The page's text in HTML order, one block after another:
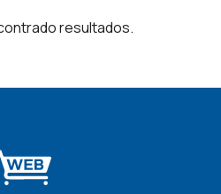
resultados.